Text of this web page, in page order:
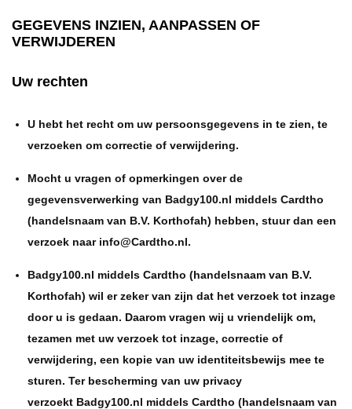
GEGEVENS INZIEN, AANPASSEN OF
VERWIJDEREN
Uw rechten
U hebt het recht om uw persoonsgegevens in te zien, te
verzoeken om correctie of verwijdering.
Mocht u vragen of opmerkingen over de
gegevensverwerking van Badgy100.nl middels Cardtho
(handelsnaam van B.V. Korthofah) hebben, stuur dan een
verzoek naar info@Cardtho.nl.
Badgy100.nl middels Cardtho (handelsnaam van B.V.
Korthofah) wil er zeker van zijn dat het verzoek tot inzage
door u is gedaan. Daarom vragen wij u vriendelijk om,
tezamen met uw verzoek tot inzage, correctie of
verwijdering, een kopie van uw identiteitsbewijs mee te
sturen. Ter bescherming van uw privacy
verzoekt Badgy100.nl middels Cardtho (handelsnaam van